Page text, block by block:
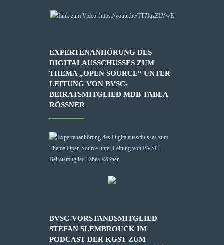
EXPERTENANHÖRUNG DES
DIGITALAUSSCHUSSES ZUM
THEMA „OPEN SOURCE“ UNTER
LEITUNG VON BVSC-
BEIRATSMITGLIED MDB TABEA
RÖSSNER
BVSC-VORSTANDSMITGLIED
STEFAN SLEMBROUCK IM
PODCAST DER KGST ZUM